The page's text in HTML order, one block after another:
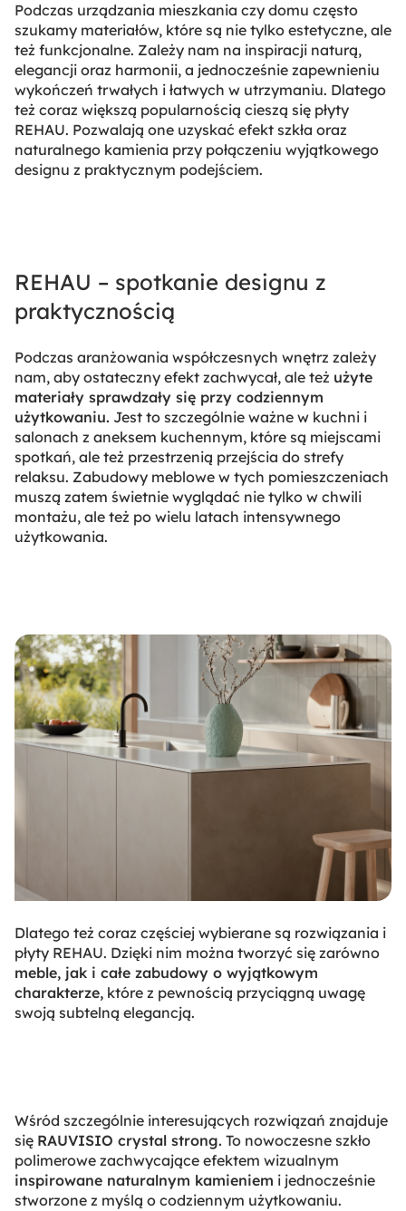
Podczas urządzania mieszkania czy domu często
szukamy materiałów, które są nie tylko estetyczne, ale
też funkcjonalne. Zależy nam na inspiracji naturą,
elegancji oraz harmonii, a jednocześnie zapewnieniu
wykończeń trwałych i łatwych w utrzymaniu. Dlatego
też coraz większą popularnością cieszą się płyty
REHAU. Pozwalają one uzyskać efekt szkła oraz
naturalnego kamienia przy połączeniu wyjątkowego
designu z praktycznym podejściem.
REHAU – spotkanie designu z
praktycznością
Podczas aranżowania współczesnych wnętrz zależy
nam, aby ostateczny efekt zachwycał, ale też użyte
materiały sprawdzały się przy codziennym
użytkowaniu. Jest to szczególnie ważne w kuchni i
salonach z aneksem kuchennym, które są miejscami
spotkań, ale też przestrzenią przejścia do strefy
relaksu. Zabudowy meblowe w tych pomieszczeniach
muszą zatem świetnie wyglądać nie tylko w chwili
montażu, ale też po wielu latach intensywnego
użytkowania.
Dlatego też coraz częściej wybierane są rozwiązania i
płyty REHAU. Dzięki nim można tworzyć się zarówno
meble, jak i całe zabudowy o wyjątkowym
charakterze, które z pewnością przyciągną uwagę
swoją subtelną elegancją.
Wśród szczególnie interesujących rozwiązań znajduje
się RAUVISIO crystal strong. To nowoczesne szkło
polimerowe zachwycające efektem wizualnym
inspirowane naturalnym kamieniem i jednocześnie
stworzone z myślą o codziennym użytkowaniu.